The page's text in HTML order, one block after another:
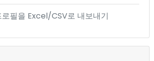
필을 Excel/CSV로 내보내기